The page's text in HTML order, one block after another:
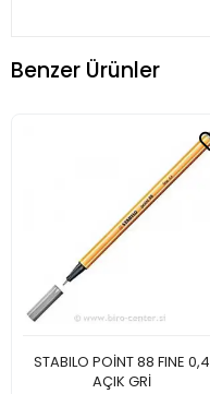
Benzer Ürünler
STABILO POİNT 88 FINE 0,4
AÇIK GRİ